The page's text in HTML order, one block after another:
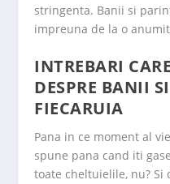
stringenta. Banii si
impreuna de la o
INTREBARI
DESPRE BANII
FIECARUIA
Pana in ce moment al
spune pana cand iti
toate cheltuielile, nu?